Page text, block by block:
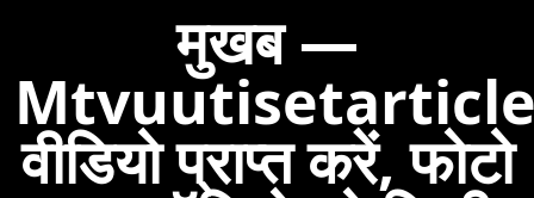
मुखब —
वीडियो प्राप्त करें, फोटो